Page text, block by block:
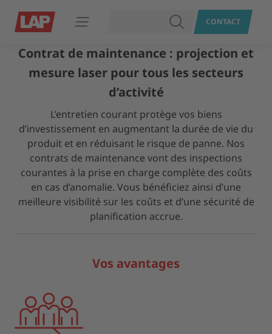
Ouvrir le menu RECHERCHER
CONTACT
Contrat de maintenance : projection et
mesure laser pour tous les secteurs
d’activité
L’entretien courant protège vos biens
d’investissement en augmentant la durée de vie du
produit et en réduisant le risque de panne. Nos
contrats de maintenance vont des inspections
courantes à la prise en charge complète des coûts
en cas d’anomalie. Vous bénéficiez ainsi d’une
meilleure visibilité sur les coûts et d’une sécurité de
planification accrue.
Vos avantages